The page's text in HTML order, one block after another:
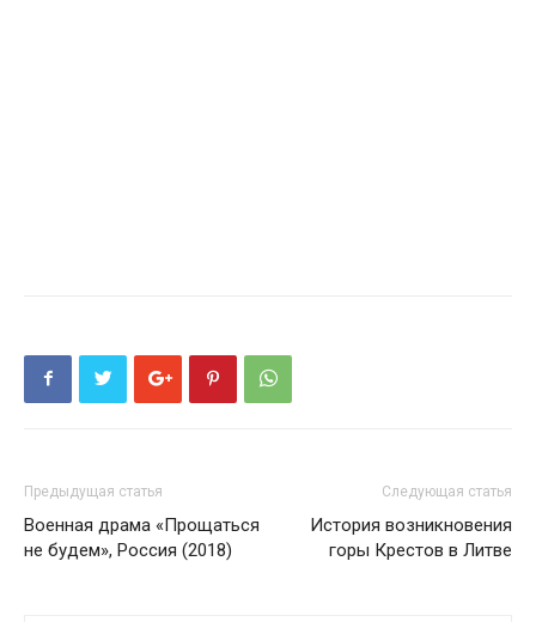
Предыдущая статья
Военная драма «Прощаться
не будем», Россия (2018)
Следующая статья
История возникновения
горы Крестов в Литве